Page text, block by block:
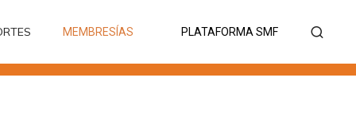
MEMBRESÍAS PLATAFORMA SMF
MEMBRESÍAS